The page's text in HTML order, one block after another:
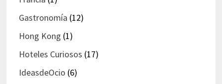
Gastronomía (12)
Hong Kong (1)
Hoteles Curiosos (17)
IdeasdeOcio (6)